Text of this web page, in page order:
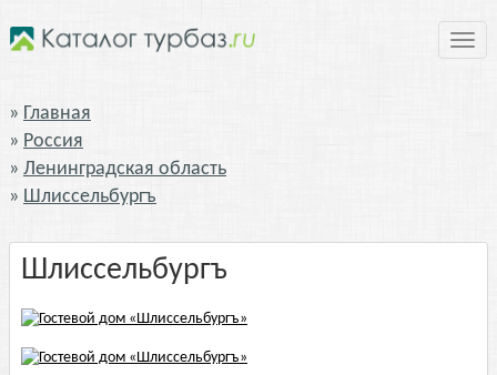
Главная
Россия
Ленинградская область
Шлиссельбургъ
Шлиссельбургъ